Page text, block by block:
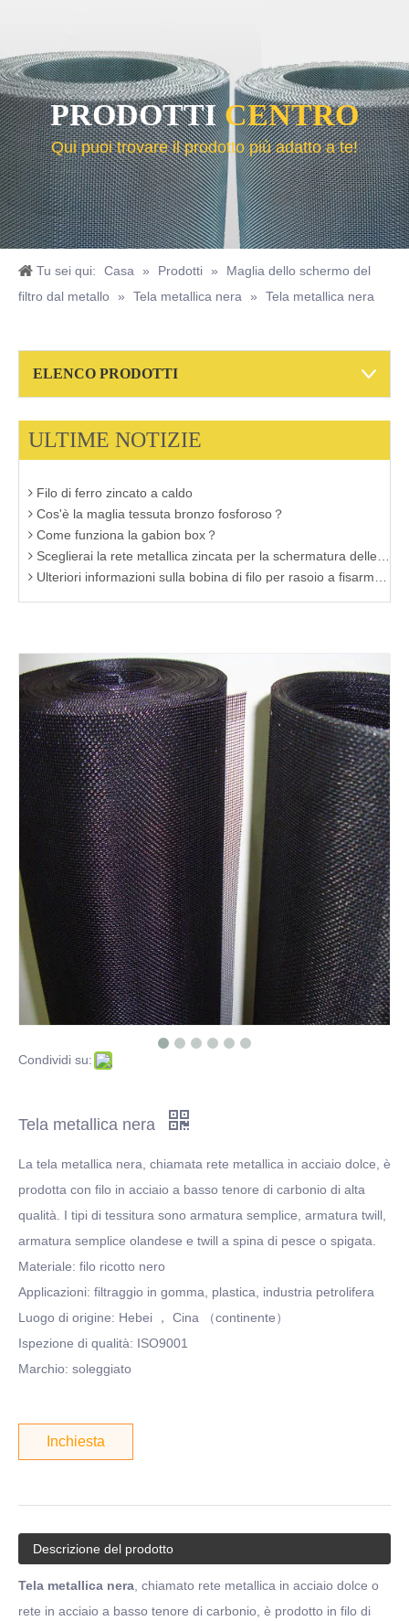
PRODOTTI CENTRO
Qui puoi trovare il prodotto più adatto a te!
Tu sei qui: Casa » Prodotti »
Maglia dello schermo del
filtro dal metallo » Tela metallica nera » Tela metallica nera
ELENCO PRODOTTI
ULTIME NOTIZIE
Filo ricotto nero
Rete metallica saldata in acciaio inossidabile
Disco filtrante in acciaio inossidabile per problemi di filtrazione
Un'introduzione di Cut iron Wire
Fare clic per ulteriori informazioni sulla tela metallica in acciaio inossidabile
Che cos'è il filo di ferro zincato a caldo?
Come funziona la gabion box？
Sceglierai la rete metallica zincata per la schermatura delle finestre？
Ulteriori informazioni sulla bobina di filo per rasoio a fisarmonica zincata a caldo
La caratteristica del filo di ferro elettro-zincato
Maglia in acciaio inossidabile twill
Scopo principale della gabbia del gabbione2
Scopo principale della gabbia del gabbione
Applicazione della rete metallica saldata
Vantaggi della rete del fiume Gabion
Filo ricotto nero
Rete metallica saldata in acciaio inossidabile
Disco filtrante in acciaio inossidabile per problemi di filtrazione
Un'introduzione di Cut iron Wire
Fare clic per ulteriori informazioni sulla tela metallica in acciaio inossidabile
Che cos'è il filo di ferro zincato a caldo?
Condividi su:
Tela metallica nera
La tela metallica nera, chiamata rete metallica in acciaio dolce, è
prodotta con filo in acciaio a basso tenore di carbonio di alta
qualità. I tipi di tessitura sono armatura semplice, armatura twill,
armatura semplice olandese e twill a spina di pesce o spigata.
Materiale: filo ricotto nero
Applicazioni: filtraggio in gomma, plastica, industria petrolifera
Luogo di origine: Hebei ， Cina （continente）
Ispezione di qualità: ISO9001
Marchio: soleggiato
Inchiesta
Descrizione del prodotto
Tela metallica nera , chiamato rete metallica in acciaio dolce o
rete in acciaio a basso tenore di carbonio, è prodotto in filo di